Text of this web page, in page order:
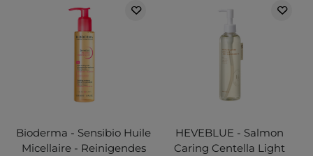
Bioderma - Sensibio Huile
Micellaire - Reinigendes
HEVEBLUE - Salmon
Caring Centella Light